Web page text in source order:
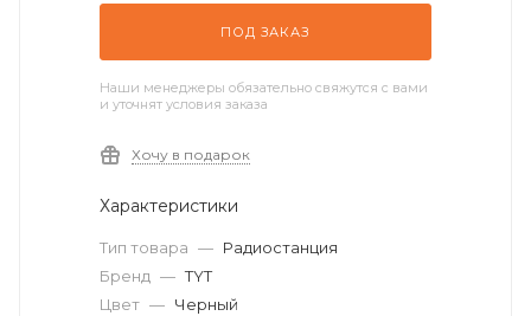
ПОД ЗАКАЗ
Наши менеджеры обязательно свяжутся с вами
и уточнят условия заказа
Хочу в подарок
Характеристики
Тип товара — Радиостанция
Бренд — TYT
Цвет — Черный